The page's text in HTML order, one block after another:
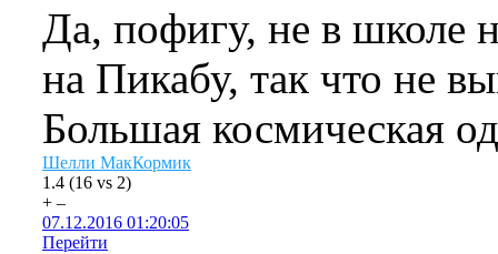
Да, пофигу, не в школе
на Пикабу, так что не
Большая космическая
Шелли МакКормик
1.4 (16 vs 2)
+ –
07.12.2016 01:20:05
Перейти